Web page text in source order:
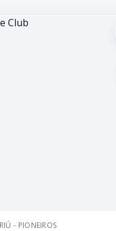
- PIONEIROS